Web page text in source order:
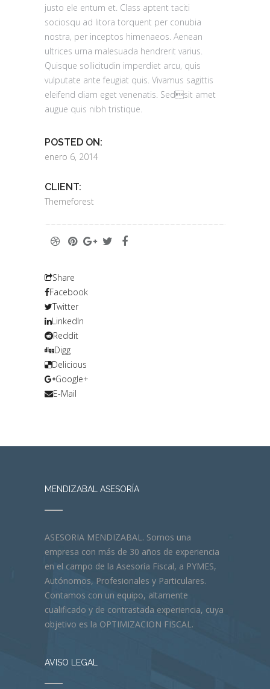
justo ele entum et. Class aptent taciti
sociosqu ad litora torquent per conubia
nostra, per inceptos himenaeos. Aenean
ultrices urna malesuada hendrerit varius.
Quisque sollicitudin imperdiet arcu, quis
vulputate ante feugiat quis. Vivamus sagittis
eleifend diam eget venenatis. Sedsit amet
augue quis nibh tristique.
POSTED ON:
enero 6, 2014
CLIENT:
Themeforest
Share
Facebook
Twitter
LinkedIn
Reddit
Digg
Delicious
Google+
E-Mail
MENDIZABAL ASESORÍA
ASESORIA MENDIZABAL. Somos una
empresa con más de 30 años de experiencia
en el campo de la Asesoría Fiscal, a PYMES,
Autónomos, Profesionales y Particulares.
Contamos con un equipo, altamente
cualificado y de contrastada experiencia, cuya
objetivo es la OPTIMIZACION FISCAL.
AVISO LEGAL